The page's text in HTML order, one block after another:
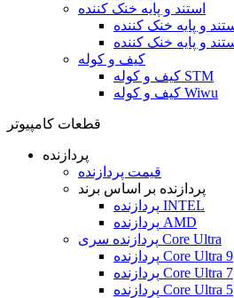
استند و پایه خنک کننده
کیف و کوله
کیف و کوله STM
کیف و کوله Wiwu
قطعات کامپیوتر
پردازنده
قیمت پردازنده
پردازنده بر اساس برند
پردازنده INTEL
پردازنده AMD
پردازنده سری Core Ultra
پردازنده Core Ultra 9
پردازنده Core Ultra 7
پردازنده Core Ultra 5